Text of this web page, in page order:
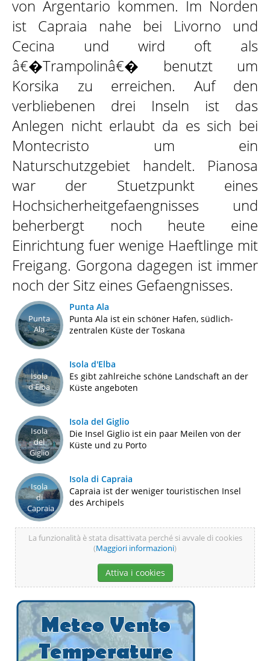
von Argentario kommen. Im Norden
ist Capraia nahe bei Livorno und
Cecina und wird oft als
â€�Trampolinâ€� benutzt um
Korsika zu erreichen. Auf den
verbliebenen drei Inseln ist das
Anlegen nicht erlaubt da es sich bei
Montecristo um ein
Naturschutzgebiet handelt. Pianosa
war der Stuetzpunkt eines
Hochsicherheitgefaengnisses und
beherbergt noch heute eine
Einrichtung fuer wenige Haeftlinge mit
Freigang. Gorgona dagegen ist immer
noch der Sitz eines Gefaengnisses.
Punta
Ala
Punta Ala
Punta Ala ist ein schöner Hafen, südlich-
zentralen Küste der Toskana
Isola
d'Elba
Isola d'Elba
Es gibt zahlreiche schöne Landschaft an der
Küste angeboten
Isola
del
Giglio
Isola del Giglio
Die Insel Giglio ist ein paar Meilen von der
Küste und zu Porto
Isola
di
Capraia
Isola di Capraia
Capraia ist der weniger touristischen Insel
des Archipels
La funzionalità è stata disattivata perché si avvale di cookies
(Maggiori informazioni)
Attiva i cookies